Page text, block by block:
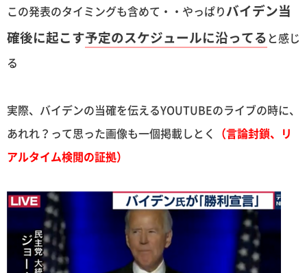
この発表のタイミングも含めて・・やっぱりバイデン当
確後に起こす予定のスケジュールに沿ってると感じ
る
実際、バイデンの当確を伝えるYOUTUBEのライブの時に、
あれれ？って思った画像も一個掲載しとく （言論封鎖、リ
アルタイム検閲の証拠）